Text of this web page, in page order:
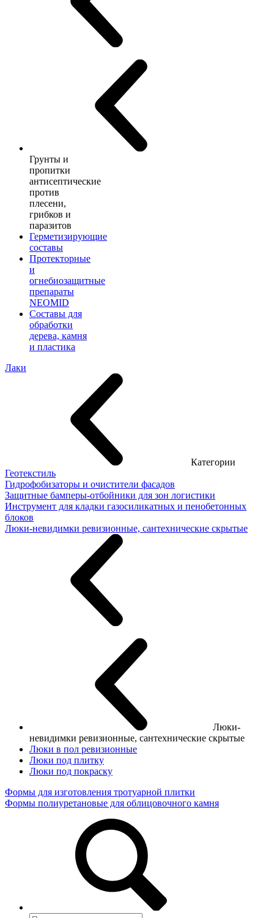
Грунты и
пропитки
антисептические
против
плесени,
грибков и
паразитов
Герметизирующие
составы
Протекторные
и
огнебиозащитные
препараты
NEOMID
Составы для
обработки
дерева, камня
и пластика
Лаки
Категории
Геотекстиль
Гидрофобизаторы и очистители фасадов
Защитные бамперы-отбойники для зон логистики
Инструмент для кладки газосиликатных и пенобетонных
блоков
Люки-невидимки ревизионные, сантехнические скрытые
Люки-
невидимки ревизионные, сантехнические скрытые
Люки в пол ревизионные
Люки под плитку
Люки под покраску
Формы для изготовления тротуарной плитки
Формы полиуретановые для облицовочного камня